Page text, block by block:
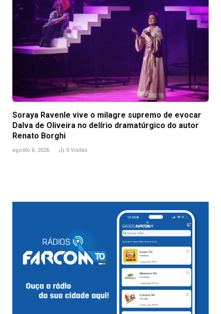
Soraya Ravenle vive o milagre supremo de evocar
Dalva de Oliveira no delírio dramatúrgico do autor
Renato Borghi
agosto 6, 2026 0 Visitas